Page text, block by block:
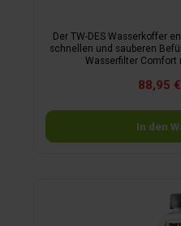
Der TW-DES Wasserkoffer
schnellen und sauberen
Wasserfilter Comfort mit
88,95
In den